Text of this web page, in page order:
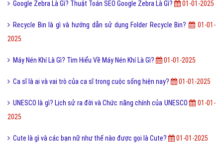
Google Zebra Là Gì? Thuật Toán SEO Google Zebra Là Gì? 01-01-2025
Recycle Bin là gì và hướng dẫn sử dụng Folder Recycle Bin?
01-01-
2025
Máy Nén Khí Là Gì? Tìm Hiểu Về Máy Nén Khí Là Gì? 01-01-2025
Ca sĩ là ai và vai trò của ca sĩ trong cuộc sống hiện nay? 01-01-2025
UNESCO là gì? Lịch sử ra đời và Chức năng chính của UNESCO
01-01-
2025
Cute là gì và các bạn nữ như thế nào được gọi là Cute? 01-01-2025